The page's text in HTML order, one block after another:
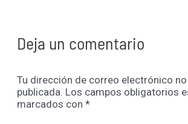
Deja un comentario
Tu dirección de correo electrónico
publicada. Los campos obligatorios
marcados con *